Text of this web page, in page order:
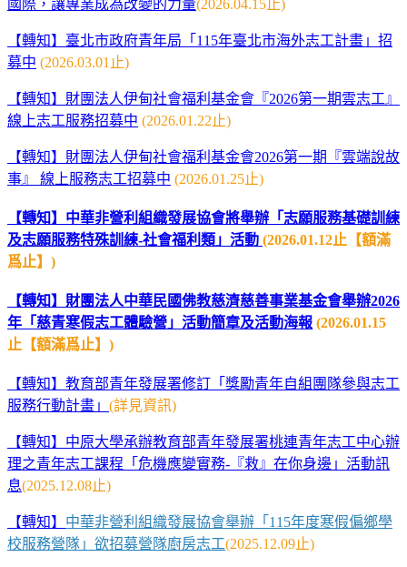
國際，讓專業成為改變的力量(2026.04.15止)
【轉知】臺北市政府青年局「115年臺北市海外志工計畫」招
募中 (2026.03.01止)
【轉知】財團法人伊甸社會福利基金會『2026第一期雲志工』
線上志工服務招募中 (2026.01.22止)
【轉知】財團法人伊甸社會福利基金會2026第一期『雲端說故
事』 線上服務志工招募中 (2026.01.25止)
【轉知】中華非營利組織發展協會將舉辦「志願服務基礎訓練
及志願服務特殊訓練-社會福利類」活動 (2026.01.12止【額滿
爲止】)
【轉知】財團法人中華民國佛教慈濟慈善事業基金會舉辦2026
年「慈青寒假志工體驗營」活動簡章及活動海報 (2026.01.15
止【額滿爲止】)
【轉知】教育部青年發展署修訂「獎勵青年自組團隊參與志工
服務行動計畫」 (詳見資訊)
【轉知】中原大學承辦教育部青年發展署桃連青年志工中心辦
理之青年志工課程「危機應變實務-『救』在你身邊」活動訊
息(2025.12.08止)
【轉知】 中華非營利組織發展協會舉辦「115年度寒假偏鄉學
校服務營隊」欲招募營隊廚房志工(2025.12.09止)